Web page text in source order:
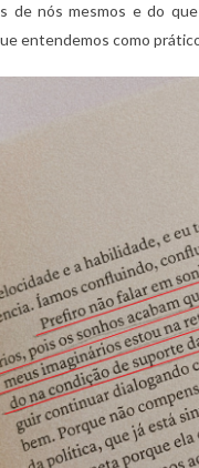
de nós mesmos e do
entendemos como